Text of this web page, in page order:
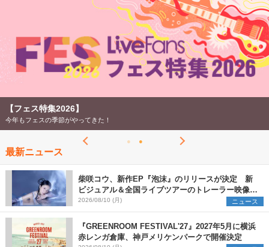
【フェス特集2026】
今年もフェスの季節がやってきた！
最新ニュース
柴咲コウ、新作EP『泡沫』のリリースが決定 新
ビジュアル＆全国ライブツアーのトレーラー映像が
一部解禁【コメントあり】
2026/08/10 (月) ニュース
『GREENROOM FESTIVAL'27』2027年5月に横浜
赤レンガ倉庫、神戸メリケンパークで開催決定